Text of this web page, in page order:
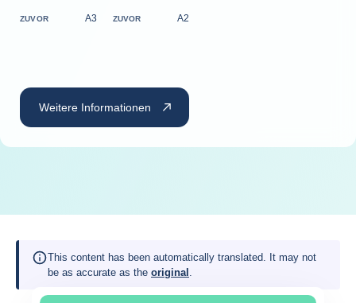
ZUVOR A3 ZUVOR A2
Weitere Informationen
This content has been automatically translated. It may not
be as accurate as the original .